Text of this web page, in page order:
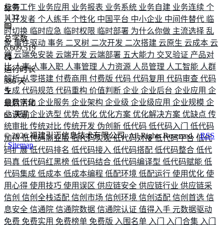
业务工作 业务应用 业务报表 业务系统 业务自建 业务连续 个
人开发者 个人练手 个性化 中国平台 中小企业 中间件替代 临
时切换 临时应急 临时权限 临时部署 为什么你做 主流选择 乱
象 事件驱动 事务 二叉树 二次开发 二次搭建 云原生 云成本 云
端 云端免安装 云端开发 云端部署 五大能力 交叉验证 产品对
比人事人事入职 人事管理 人力资源 人员管理 人工智能 人群
解析从零搭建 付费商用 付费版 代码 代码复用 代码审查 代码
生成 代码规范 代码重构 价值判断 企业 企业后台 企业应用 企
业数字化 企业服务 企业架构 企业级 企业级应用 企业规模 企
业调研企业选型 优势 优化 优化方案 优化解决方案 优缺点 传
统审批 传统对比 传统开发 伪创新 低代码 低代码入门 低代码
加持低代码商业版低代码实现低代码对接低代码平台 低代
码扩展低代码排名 低代码接入 低代码搭配 低代码整合 低代
码真 低代码红黑榜 低代码结合 低代码编译型 低代码赋能 低
代码集成 低成本 低成本编程 低配环境 低配运行 使用优化 使
用心得 使用技巧 使用误区 供应链安全 供应链行业 供应链采
信创 信创全栈适配 信创市场 信创环境 信创适配 信创首选 信
息安全 信通院 信通院数据 信通院认证 值得入手 元数据驱动
免费 免费实用 免费榜单 免费版 入围名单 入门 入门合集 入门
标签
1132
总字数
6,609,519
运行时长
586 天
最后活动
65 天前
©2026福建引迈信息技术有限公司. All Rights Reserved. /RSS
/Sitemap